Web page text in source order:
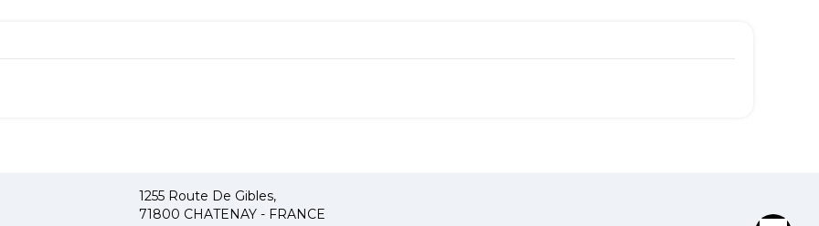
1255 Route De Gibles,
71800 CHATENAY - FRANCE